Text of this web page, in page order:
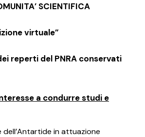
SCIENTIFICA
virtuale”
reperti del PNRA conservati
a condurre studi e
dell’Antartide in attuazione